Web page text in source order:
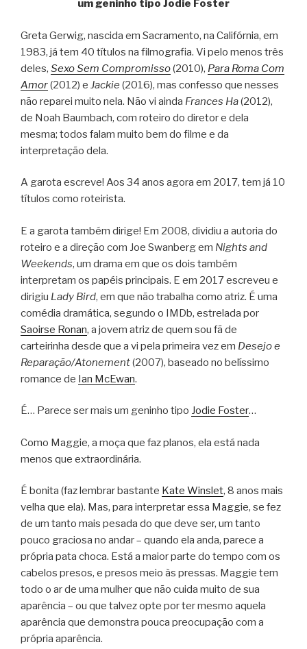
um geninho tipo Jodie Foster
Greta Gerwig, nascida em Sacramento, na Califórnia, em
1983, já tem 40 títulos na filmografia. Vi pelo menos três
deles, Sexo Sem Compromisso(2010), Para Roma Com
Amor(2012) e Jackie (2016), mas confesso que nesses
não reparei muito nela. Não vi ainda Frances Ha(2012),
de Noah Baumbach, com roteiro do diretor e dela
mesma; todos falam muito bem do filme e da
interpretação dela.
A garota escreve! Aos 34 anos agora em 2017, tem já 10
títulos como roteirista.
E a garota também dirige! Em 2008, dividiu a autoria do
roteiro e a direção com Joe Swanberg em Nights and
Weekends, um drama em que os dois também
interpretam os papéis principais. E em 2017 escreveu e
dirigiu Lady Bird, em que não trabalha como atriz. É uma
comédia dramática, segundo o IMDb, estrelada por
Saoirse Ronan, a jovem atriz de quem sou fã de
carteirinha desde que a vi pela primeira vez em Desejo e
Reparação/Atonement(2007), baseado no belíssimo
romance de Ian McEwan.
É… Parece ser mais um geninho tipo Jodie Foster…
Como Maggie, a moça que faz planos, ela está nada
menos que extraordinária.
É bonita (faz lembrar bastante Kate Winslet, 8 anos mais
velha que ela). Mas, para interpretar essa Maggie, se fez
de um tanto mais pesada do que deve ser, um tanto
pouco graciosa no andar – quando ela anda, parece a
própria pata choca. Está a maior parte do tempo com os
cabelos presos, e presos meio às pressas. Maggie tem
todo o ar de uma mulher que não cuida muito de sua
aparência – ou que talvez opte por ter mesmo aquela
aparência que demonstra pouca preocupação com a
própria aparência.